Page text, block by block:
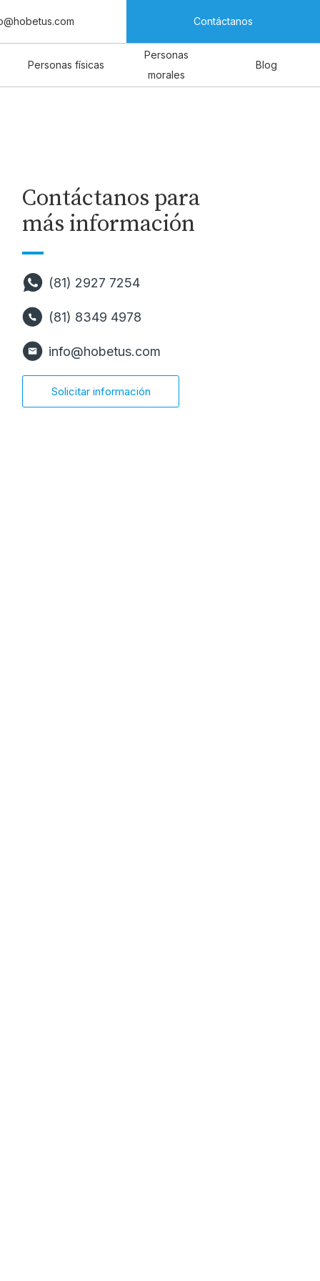
Contáctanos
Personas físicas
Personas
morales
Blog
Contáctanos para
más información
(81) 2927 7254
(81) 8349 4978
info@hobetus.com
Solicitar información